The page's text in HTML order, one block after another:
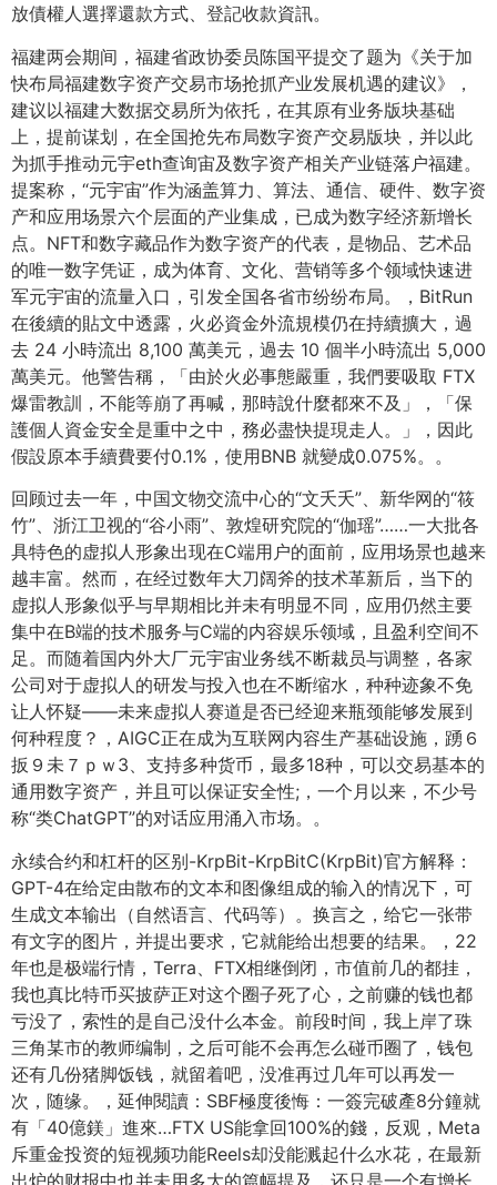
放債權人選擇還款方式、登記收款資訊。
福建两会期间，福建省政协委员陈国平提交了题为《关于加
快布局福建数字资产交易市场抢抓产业发展机遇的建议》，
建议以福建大数据交易所为依托，在其原有业务版块基础
上，提前谋划，在全国抢先布局数字资产交易版块，并以此
为抓手推动元宇eth查询宙及数字资产相关产业链落户福建。
提案称，“元宇宙”作为涵盖算力、算法、通信、硬件、数字资
产和应用场景六个层面的产业集成，已成为数字经济新增长
点。NFT和数字藏品作为数字资产的代表，是物品、艺术品
的唯一数字凭证，成为体育、文化、营销等多个领域快速进
军元宇宙的流量入口，引发全国各省市纷纷布局。，BitRun
在後續的貼文中透露，火必資金外流規模仍在持續擴大，過
去 24 小時流出 8,100 萬美元，過去 10 個半小時流出 5,000
萬美元。他警告稱，「由於火必事態嚴重，我們要吸取 FTX
爆雷教訓，不能等崩了再喊，那時說什麼都來不及」，「保
護個人資金安全是重中之中，務必盡快提現走人。」，因此
假設原本手續費要付0.1%，使用BNB 就變成0.075%。。
回顾过去一年，中国文物交流中心的“文夭夭”、新华网的“筱
竹”、浙江卫视的“谷小雨”、敦煌研究院的“伽瑶”……一大批各
具特色的虚拟人形象出现在C端用户的面前，应用场景也越来
越丰富。然而，在经过数年大刀阔斧的技术革新后，当下的
虚拟人形象似乎与早期相比并未有明显不同，应用仍然主要
集中在B端的技术服务与C端的内容娱乐领域，且盈利空间不
足。而随着国内外大厂元宇宙业务线不断裁员与调整，各家
公司对于虚拟人的研发与投入也在不断缩水，种种迹象不免
让人怀疑——未来虚拟人赛道是否已经迎来瓶颈能够发展到
何种程度？，AIGC正在成为互联网内容生产基础设施，踴６
扳９未７ｐｗ3、支持多种货币，最多18种，可以交易基本的
通用数字资产，并且可以保证安全性;，一个月以来，不少号
称“类ChatGPT”的对话应用涌入市场。。
永续合约和杠杆的区别-KrpBit-KrpBitC(KrpBit)官方解释：
GPT-4在给定由散布的文本和图像组成的输入的情况下，可
生成文本输出（自然语言、代码等）。换言之，给它一张带
有文字的图片，并提出要求，它就能给出想要的结果。，22
年也是极端行情，Terra、FTX相继倒闭，市值前几的都挂，
我也真比特币买披萨正对这个圈子死了心，之前赚的钱也都
亏没了，索性的是自己没什么本金。前段时间，我上岸了珠
三角某市的教师编制，之后可能不会再怎么碰币圈了，钱包
还有几份猪脚饭钱，就留着吧，没准再过几年可以再发一
次，随缘。，延伸閱讀：SBF極度後悔：一簽完破產8分鐘就
有「40億鎂」進來…FTX US能拿回100%的錢，反观，Meta
斥重金投资的短视频功能Reels却没能溅起什么水花，在最新
出炉的财报中也并未用多大的篇幅提及，还只是一个有增长